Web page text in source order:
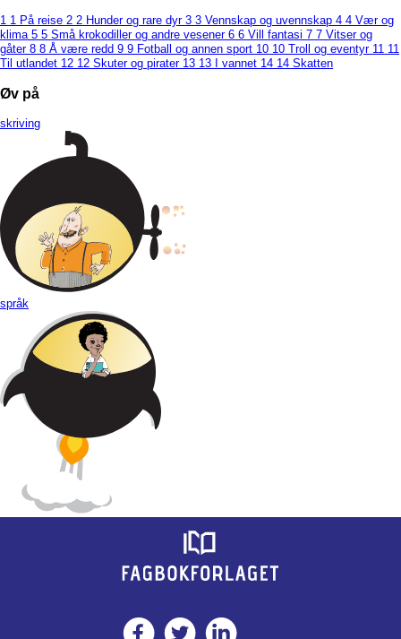
1 1 På reise 2 2 Hunder og rare dyr 3 3 Vennskap og uvennskap 4 4 Vær og
klima 5 5 Små krokodiller og andre vesener 6 6 Vill fantasi 7 7 Vitser og
gåter 8 8 Å være redd 9 9 Fotball og annen sport 10 10 Troll og eventyr 11 11
Til utlandet 12 12 Skuter og pirater 13 13 I vannet 14 14 Skatten
Øv på
skriving
språk